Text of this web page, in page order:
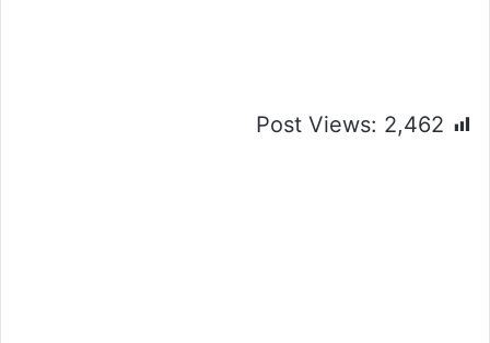
Post Views: 2,462